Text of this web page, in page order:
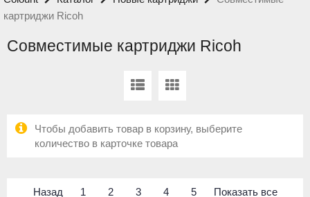
картриджи Ricoh
Совместимые картриджи Ricoh
Чтобы добавить товар в корзину, выберите
количество в карточке товара
Назад 1 2 3 4 5 Показать все